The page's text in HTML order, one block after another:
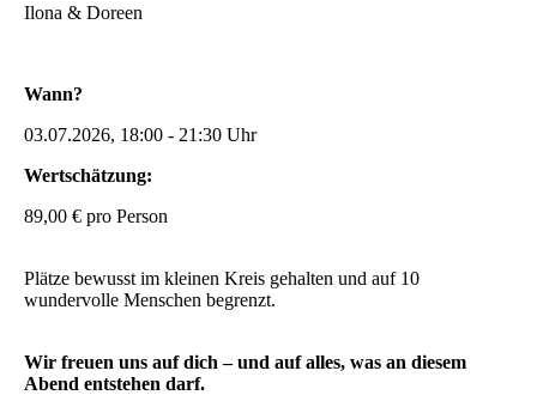
Ilona & Doreen
Wann?
03.07.2026, 18:00 - 21:30 Uhr
Wertschätzung:
89,00 € pro Person
Plätze bewusst im kleinen Kreis gehalten und auf 10
wundervolle Menschen begrenzt.
Wir freuen uns auf dich – und auf alles, was an diesem
Abend entstehen darf.